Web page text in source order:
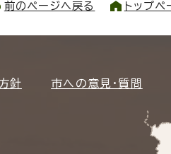
前のページへ戻る トップペ
針 市への意見・質問